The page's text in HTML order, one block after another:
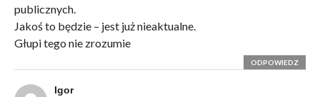
publicznych.
Jakoś to będzie – jest już nieaktualne.
Głupi tego nie zrozumie
ODPOWIEDZ
Igor